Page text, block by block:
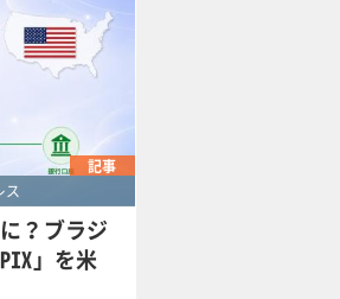
記事
ス
？ブラジ
」を米